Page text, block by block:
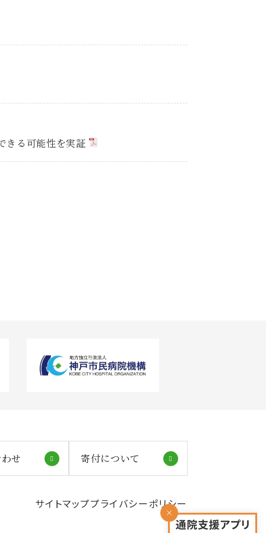
きる可能性を実証
せ 寄付について
サイトマッププライバシーポリシー